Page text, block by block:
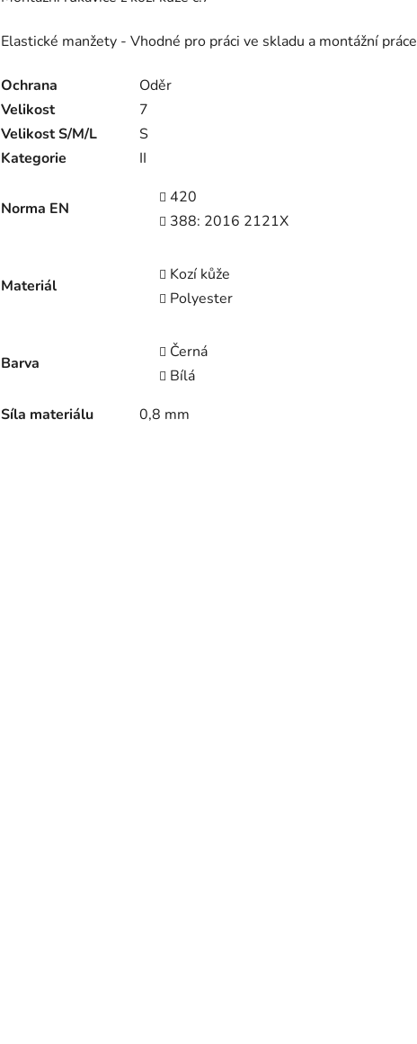
Elastické manžety - Vhodné pro práci ve skladu a montážní práce
Ochrana
Oděr
Velikost
7
Velikost S/M/L
S
Kategorie
II
Norma EN
420
388: 2016 2121X
Materiál
Kozí kůže
Polyester
Barva
Černá
Bílá
Síla materiálu
0,8 mm